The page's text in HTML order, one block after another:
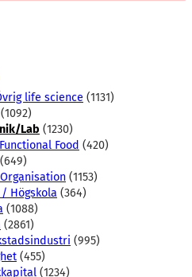
life science (1131)
(1092)
Lab (1230)
Food (420)
(1153)
Högskola (364)
(1088)
(2861)
(995)
(455)
(1234)